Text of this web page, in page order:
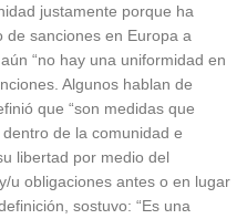
justamente porque ha
de sanciones en Europa a
“no hay una uniformidad en
Algunos hablan de
que “son medidas que
de la comunidad e
libertad por medio del
u obligaciones antes o en lugar
sostuvo: “Es una